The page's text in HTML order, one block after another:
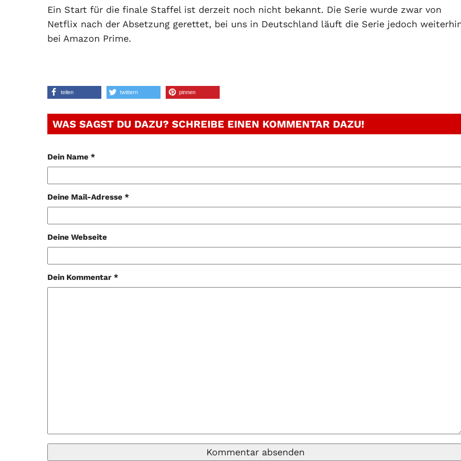
Ein Start für die finale Staffel ist derzeit noch nicht bekannt. Die Serie wurde zwar von
Netflix nach der Absetzung gerettet, bei uns in Deutschland läuft die Serie jedoch
bei Amazon Prime.
teilen twittern pinnen
WAS SAGST DU DAZU? SCHREIBE EINEN KOMMENTAR DAZU!
Dein Name *
Deine Mail-Adresse *
Deine Webseite
Dein Kommentar *